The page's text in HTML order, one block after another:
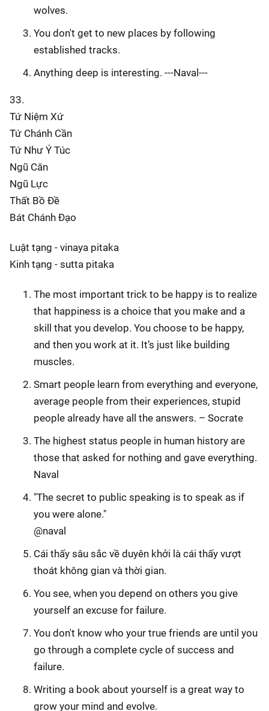
wolves.
You don't get to new places by following
established tracks.
Anything deep is interesting. ---Naval---
33.
Tứ Niệm Xứ
Tứ Chánh Cần
Tứ Như Ý Túc
Ngũ Căn
Ngũ Lực
Thất Bồ Đề
Bát Chánh Đạo
Luật tạng - vinaya pitaka
Kinh tạng - sutta pitaka
The most important trick to be happy is to realize
that happiness is a choice that you make and a
skill that you develop. You choose to be happy,
and then you work at it. It’s just like building
muscles.
Smart people learn from everything and everyone,
average people from their experiences, stupid
people already have all the answers. – Socrate
The highest status people in human history are
those that asked for nothing and gave everything.
Naval
"The secret to public speaking is to speak as if
you were alone."
@naval
Cái thấy sâu sắc về duyên khởi là cái thấy vượt
thoát không gian và thời gian.
You see, when you depend on others you give
yourself an excuse for failure.
You don't know who your true friends are until you
go through a complete cycle of success and
failure.
Writing a book about yourself is a great way to
grow your mind and evolve.